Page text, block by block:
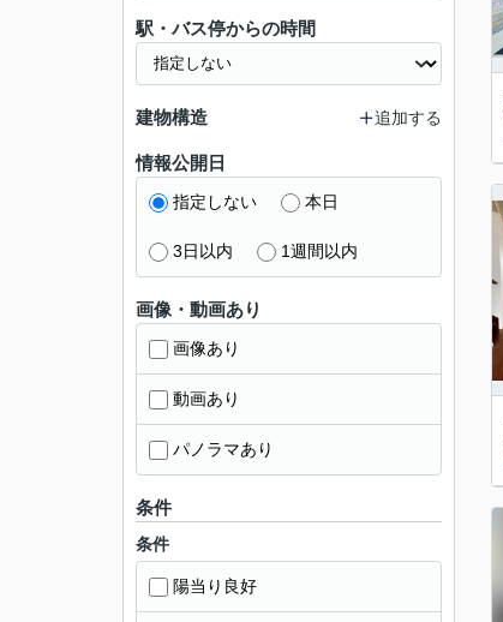
駅・バス停からの時間
建物構造 追加する
情報公開日
指定しない 本日
3日以内 1週間以内
画像・動画あり
画像あり
動画あり
パノラマあり
条件
条件
陽当り良好